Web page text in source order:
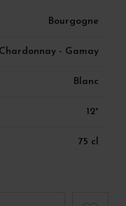
Bourgogne
- Gamay
Blanc
12°
75 cl